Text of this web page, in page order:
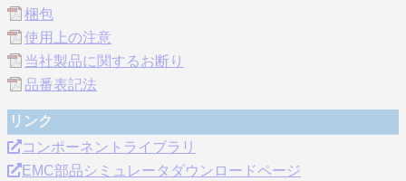
梱包
使用上の注意
当社製品に関するお断り
品番表記法
リンク
コンポーネントライブラリ
EMC部品シミュレータダウンロードページ